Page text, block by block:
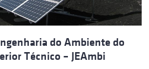
do Ambiente do
Técnico – JEAmbi